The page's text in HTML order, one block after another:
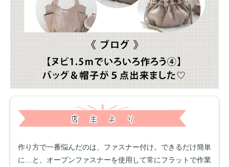
作り方で一番悩んだのは、ファスナー付け。できるだけ簡単
に…と、オープンファスナーを使用して常にフラットで作業